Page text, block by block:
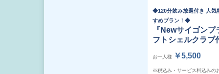
◆120分飲み放題付き 人気
すめプラン！◆
『Newサイゴン
フトシェルクラブ
お一人様 ￥5,500
※税込み・サービス料込みの